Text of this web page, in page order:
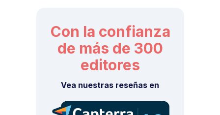
Con la confianza
de más de 300
editores
Vea nuestras reseñas en